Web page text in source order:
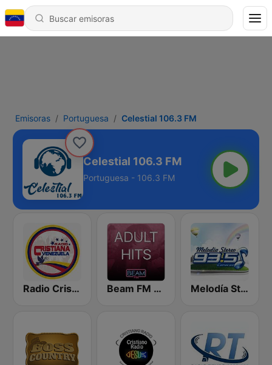
Emisoras Portuguesa Celestial 106.3 FM
Celestial 106.3 FM
Portuguesa - 106.3 FM
Radio Cristiana Venezuela Beam FM - Adult Hits Melodía Stereo